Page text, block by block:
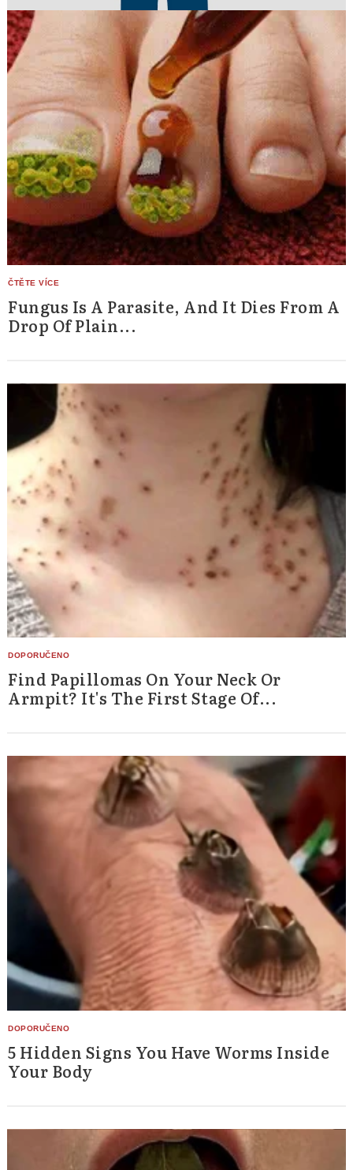
Fungus Is A Parasite, And It Dies From A
Drop Of Plain...
Find Papillomas On Your Neck Or
Armpit? It's The First Stage Of...
5 Hidden Signs You Have Worms Inside
Your Body
Search
for: